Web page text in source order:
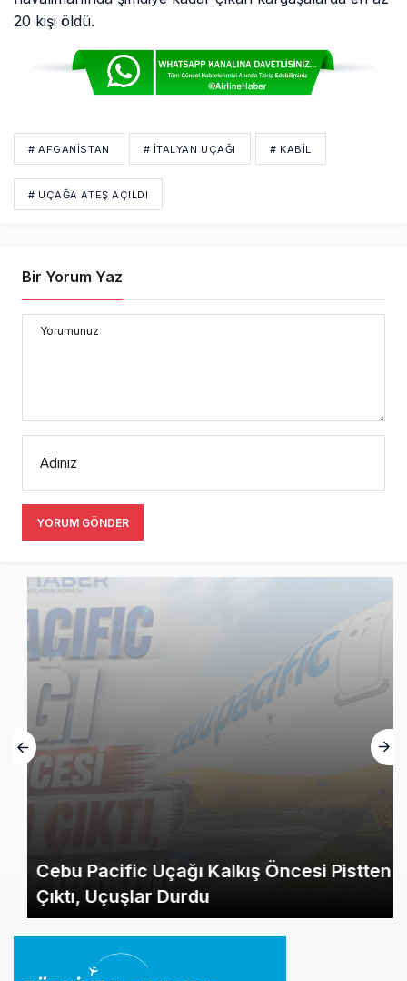
20 kişi öldü.
# AFGANISTAN # İTALYAN UÇAĞI # KABIL
# UÇAĞA ATEŞ AÇILDI
Bir Yorum Yaz
Yorumunuz
Adınız
YORUM GÖNDER
Cebu Pacific Uçağı Kalkış Öncesi Pistten
Çıktı, Uçuşlar Durdu